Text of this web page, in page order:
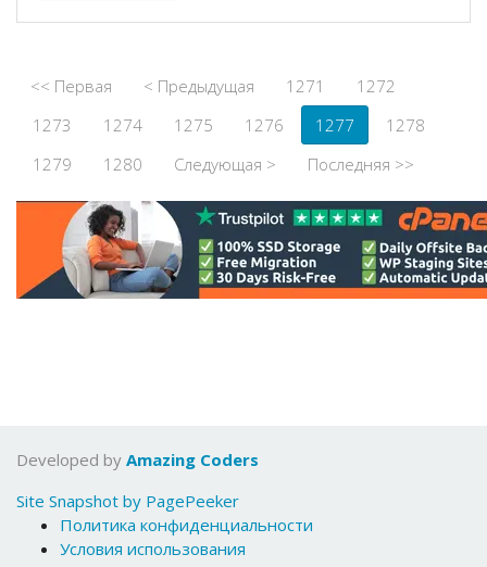
<< Первая < Предыдущая 1271
1272
1273
1274 1275 1276 1277
1278
1279
1280 Следующая > Последняя >>
Developed by Amazing Coders
Site Snapshot by PagePeeker
Политика конфиденциальности
Условия использования